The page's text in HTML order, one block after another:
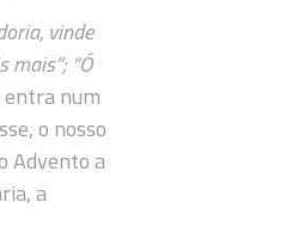
vinde
mais”; “Ó
entra num
o nosso
Advento a
a